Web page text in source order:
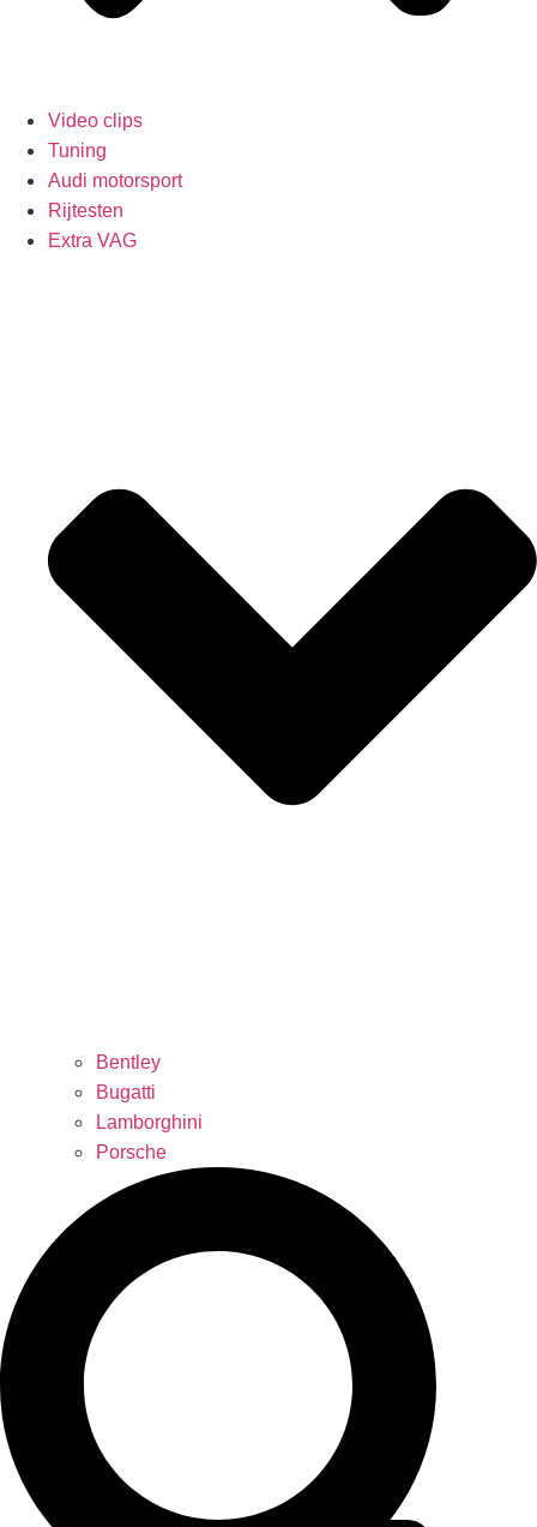
Video clips
Tuning
Audi motorsport
Rijtesten
Extra VAG
Bentley
Bugatti
Lamborghini
Porsche